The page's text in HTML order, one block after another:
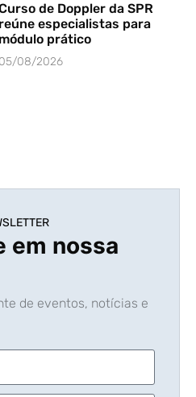
de Doppler da SPR
reúne especialistas para
módulo prático
05/08/2026
em nossa
de eventos, notícias e